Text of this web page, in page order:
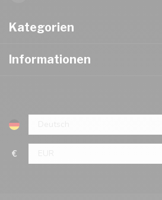
Kategorien
Informationen
€